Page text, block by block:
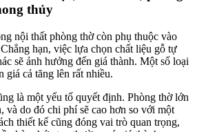
thủy
nội thất phòng thờ còn phụ thuộc vào
hạn, việc lựa chọn chất liệu gỗ tự
sẽ ảnh hưởng đến giá thành. Một số loại
giá cả tăng lên rất nhiều.
là một yếu tố quyết định. Phòng thờ lớn
và do đó chi phí sẽ cao hơn so với một
thiết kế cũng đóng vai trò quan trọng,